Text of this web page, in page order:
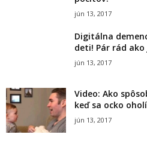
jún 13, 2017
Digitálna
deti! Pár rád ako
jún 13, 2017
Video: Ako
keď sa ocko
jún 13, 2017